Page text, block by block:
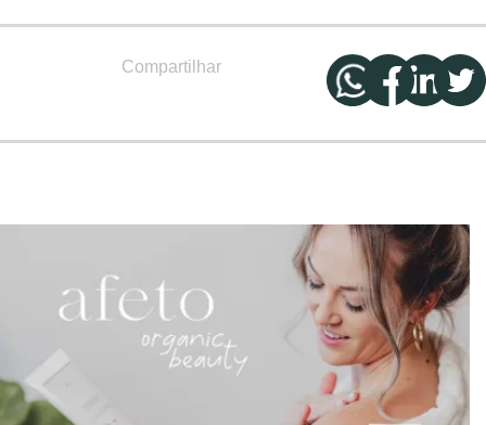
Compartilhar